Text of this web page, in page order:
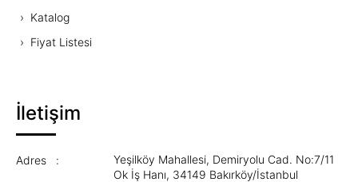
Katalog
Fiyat Listesi
İletişim
Adres :
Yeşilköy Mahallesi, Demiryolu Cad. No:7/11
Ok İş Hanı, 34149 Bakırköy/İstanbul